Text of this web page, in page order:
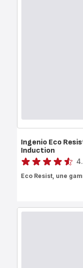
Ingenio Eco
Induction
Note
Eco Resist, une